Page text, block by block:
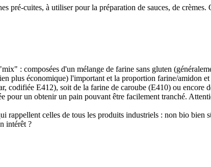
cuites, à utiliser pour la préparation de sauces, de crèmes.
: composées d'un mélange de farine sans gluten
plus économique) l'important et la proportion farine/amidon
codifiée E412), soit de la farine de caroube (E410) ou encore
pour un obtenir un pain pouvant être facilement tranché.
celles de tous les produits industriels : non bio bien
intérêt ?